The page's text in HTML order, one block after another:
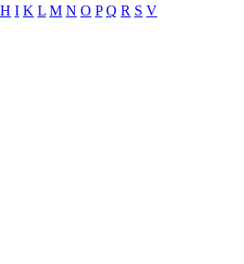
H I K L M N O P Q R S V